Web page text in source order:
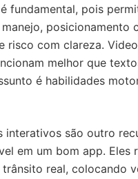
fundamental, pois
posicionamento
risco com clareza.
melhor que
é habilidades
interativos são outro
em um bom app. Eles
trânsito real, colocando